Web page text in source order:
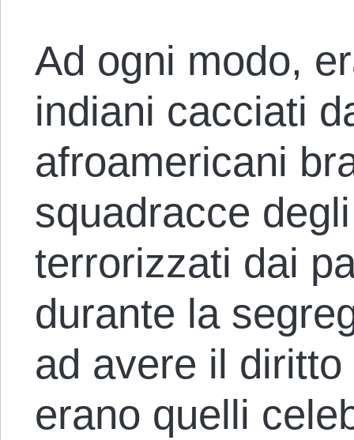
Ad ogni modo,
indiani cacciati
afroamericani
squadracce
terrorizzati dai
durante la
ad avere il
erano quelli